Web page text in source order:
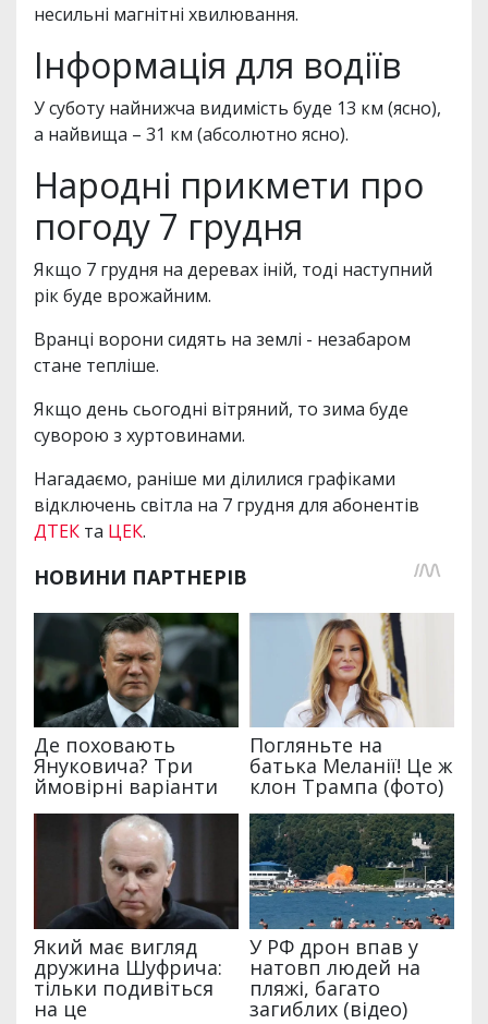
несильні магнітні хвилювання.
Інформація для водіїв
У суботу найнижча видимість буде 13 км (ясно),
а найвища – 31 км (абсолютно ясно).
Народні прикмети про
погоду 7 грудня
Якщо 7 грудня на деревах іній, тоді наступний
рік буде врожайним.
Вранці ворони сидять на землі - незабаром
стане тепліше.
Якщо день сьогодні вітряний, то зима буде
суворою з хуртовинами.
Нагадаємо, раніше ми ділилися графіками
відключень світла на 7 грудня для абонентів
ДТЕК та ЦЕК.